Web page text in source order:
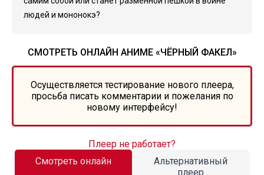
людей и мононокэ?
СМОТРЕТЬ ОНЛАЙН АНИМЕ «ЧЁРНЫЙ ФАКЕЛ»
Осуществляется тестирование нового плеера,
просьба писать комментарии и пожелания по
новому интерфейсу!
Смотреть онлайн
Альтернативный
плеер
Плеер не работает?